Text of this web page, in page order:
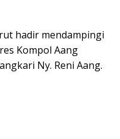
hadir mendampingi
Kompol Aang
Ny. Reni Aang.